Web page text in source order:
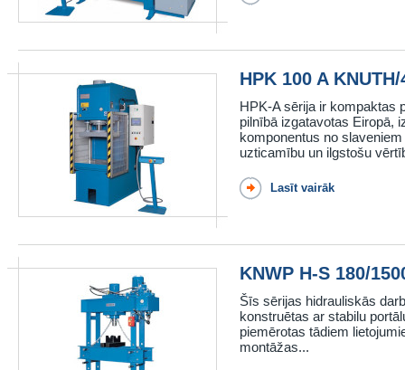
HPK 100 A
HPK-A sērija ir kompaktas
pilnībā izgatavotas Eiropā,
komponentus no
uzticamību un ilgstošu
Lasīt vairāk
KNWP H-S 180/
Šīs sērijas hidrauliskās
konstruētas ar stabilu
piemērotas tādiem
montāžas...